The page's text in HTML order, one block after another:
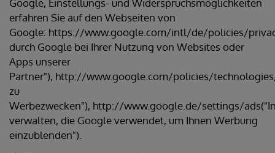
Google, Einstellungs- und Widerspruchsmöglichkeiten
erfahren Sie auf den Webseiten von
Google: https://www.google.com/intl/de/policies/
durch Google bei Ihrer Nutzung von Websites oder
Apps unserer
Partner"), http://www.google.com/policies/
zu
Werbezwecken"), http://www.google.de/settings/
verwalten, die Google verwendet, um Ihnen Werbung
einzublenden").